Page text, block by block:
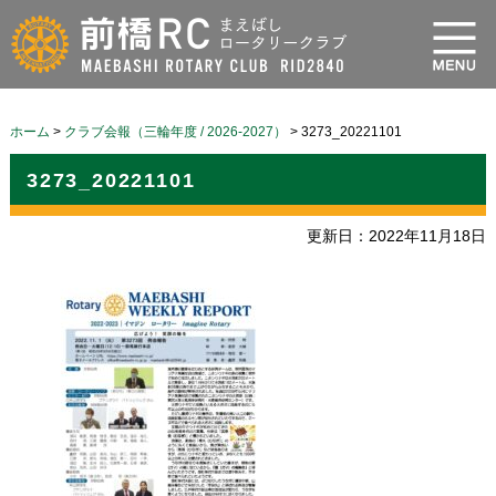
ホーム > クラブ会報（三輪年度 / 2026-2027） > 3273_20221101
3273_20221101
更新日：2022年11月18日